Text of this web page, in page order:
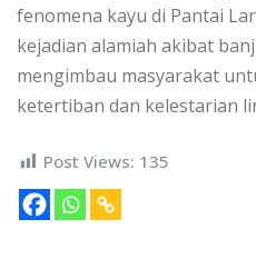
fenomena kayu di Pantai
kejadian alamiah akibat
mengimbau masyarakat
ketertiban dan kelestarian
Post Views: 135